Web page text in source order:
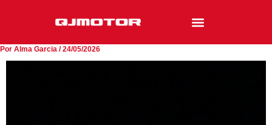
Por Alma Garcia /24/05/2026